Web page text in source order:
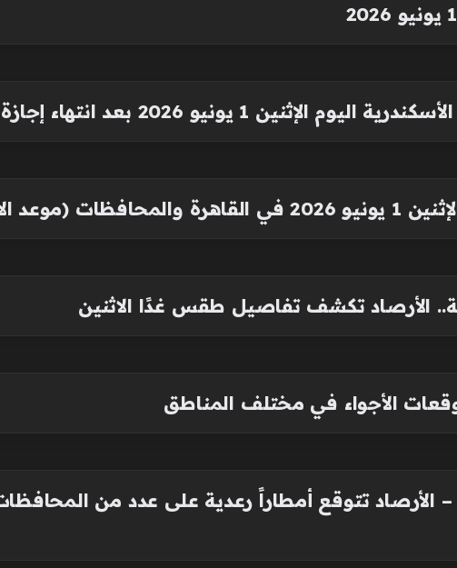
1 يونيو 2026 بعد انتهاء إجازة العيد
(موعد الأذان)
الأرصاد تكشف تفاصيل طقس غدًا الاثنين
الأجواء في مختلف المناطق
الأرصاد تتوقع أمطاراً رعدية على عدد من